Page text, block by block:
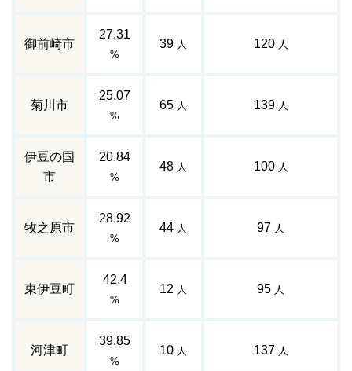
御前崎市
27.31
%
39 人 120 人
菊川市
25.07
%
65 人 139 人
伊豆の国
市
20.84
%
48 人 100 人
牧之原市
28.92
%
44 人 97 人
東伊豆町
42.4
%
12 人 95 人
河津町
39.85
%
10 人 137 人